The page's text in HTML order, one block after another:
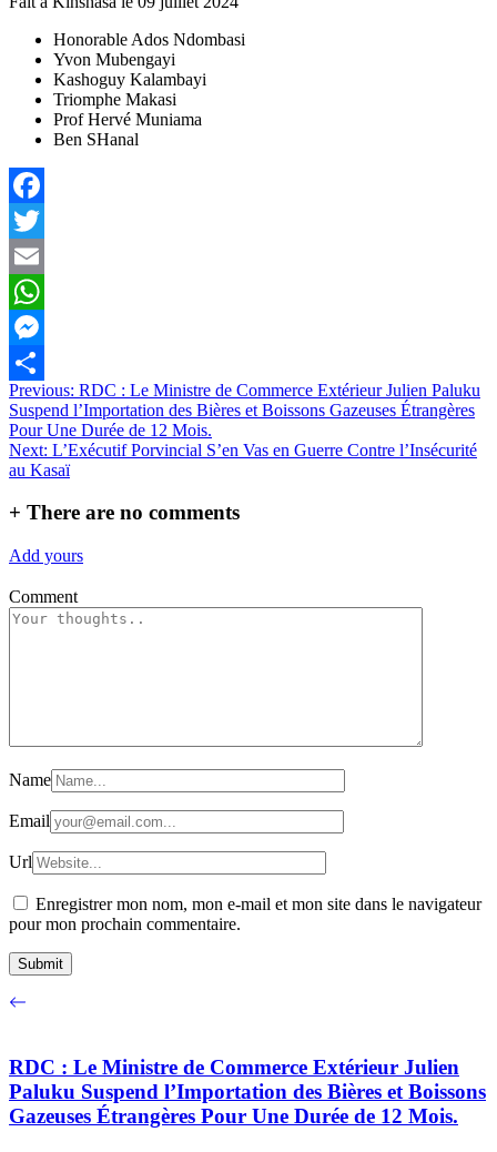
Honorable Ados Ndombasi
⁠Yvon Mubengayi
⁠Kashoguy Kalambayi
⁠Triomphe Makasi
⁠Prof Hervé Muniama
⁠Ben SHanal
Facebook
Twitter
Email
WhatsApp
Messenger
Partager
Navigation
de
l’article
Previous: RDC : Le Ministre de Commerce Extérieur Julien Paluku
Suspend l’Importation des Bières et Boissons Gazeuses Étrangères
Pour Une Durée de 12 Mois.
Next: L’Exécutif Porvincial S’en Vas en Guerre Contre l’Insécurité
au Kasaï
+ There are no comments
Add yours
Comment
Name
Email
Url
Enregistrer mon nom, mon e-mail et mon site dans le navigateur
pour mon prochain commentaire.
RDC : Le Ministre de Commerce Extérieur Julien
Paluku Suspend l’Importation des Bières et Boissons
Gazeuses Étrangères Pour Une Durée de 12 Mois.